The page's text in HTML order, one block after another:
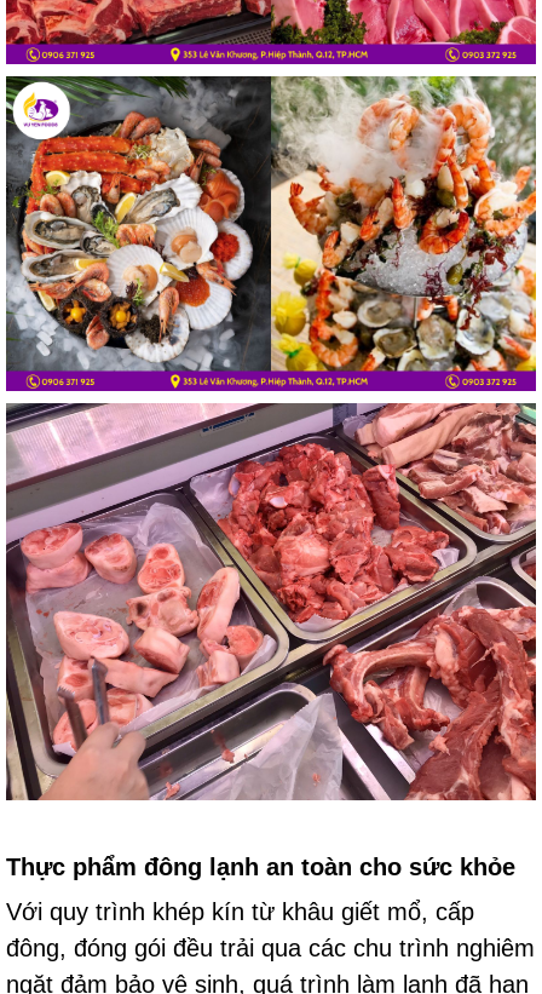
Thực phẩm đông lạnh an toàn cho sức khỏe
Với quy trình khép kín từ khâu giết mổ, cấp
đông, đóng gói đều trải qua các chu trình nghiêm
ngặt đảm bảo vệ sinh, quá trình làm lạnh đã hạn